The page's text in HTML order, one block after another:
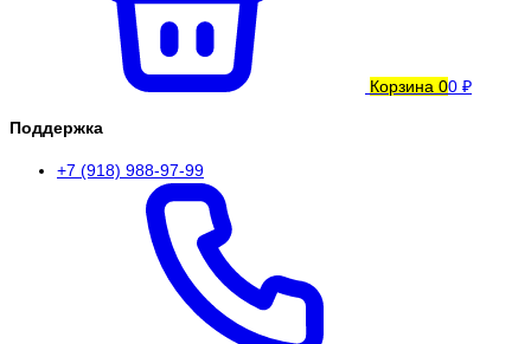
Корзина 00 ₽
Поддержка
+7 (918) 988-97-99